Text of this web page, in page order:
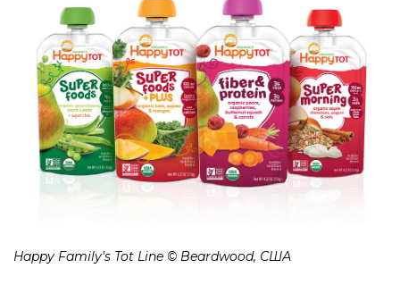
Happy Family's Tot Line © Beardwood, США